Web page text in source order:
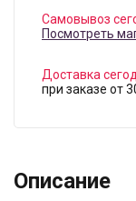
Самовывоз
Посмотреть
Доставка
при заказе от
Описание